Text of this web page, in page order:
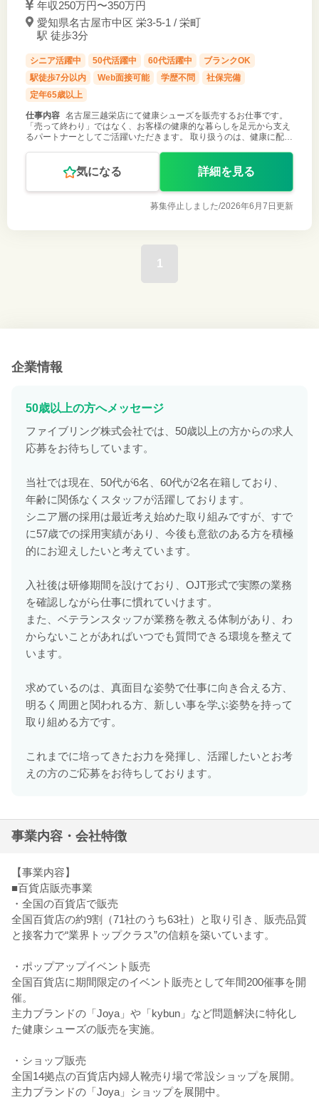
年収250万円〜350万円
愛知県名古屋市中区 栄3-5-1 / 栄町
駅 徒歩3分
シニア活躍中 50代活躍中 60代活躍中
ブランクOK
駅徒歩7分以内
Web面接可能 学歴不問
社保完備
定年65歳以上
仕事内容 名古屋三越栄店にて健康シューズを販売するお仕事です。
「売って終わり」ではなく、お客様の健康的な暮らしを足元から支え
るパートナーとしてご活躍いただきます。 取り扱うのは、健康に配慮
気になる 詳細を見る
募集停止しました/2026年6月7日更新
1
企業情報
50歳以上の方へメッセージ
ファイブリング株式会社では、50歳以上の方からの求人
応募をお待ちしています。
当社では現在、50代が6名、60代が2名在籍しており、
年齢に関係なくスタッフが活躍しております。
シニア層の採用は最近考え始めた取り組みですが、すで
に57歳での採用実績があり、今後も意欲のある方を積極
的にお迎えしたいと考えています。
入社後は研修期間を設けており、OJT形式で実際の業務
を確認しながら仕事に慣れていけます。
また、ベテランスタッフが業務を教える体制があり、わ
からないことがあればいつでも質問できる環境を整えて
います。
求めているのは、真面目な姿勢で仕事に向き合える方、
明るく周囲と関われる方、新しい事を学ぶ姿勢を持って
取り組める方です。
これまでに培ってきたお力を発揮し、活躍したいとお考
えの方のご応募をお待ちしております。
事業内容・会社特徴
【事業内容】
■百貨店販売事業
・全国の百貨店で販売
全国百貨店の約9割（71社のうち63社）と取り引き、販売品質
と接客力で“業界トップクラス”の信頼を築いています。
・ポップアップイベント販売
全国百貨店に期間限定のイベント販売として年間200催事を開
催。
主力ブランドの「Joya」や「kybun」など問題解決に特化し
た健康シューズの販売を実施。
・ショップ販売
全国14拠点の百貨店内婦人靴売り場で常設ショップを展開。
主力ブランドの「Joya」ショップを展開中。